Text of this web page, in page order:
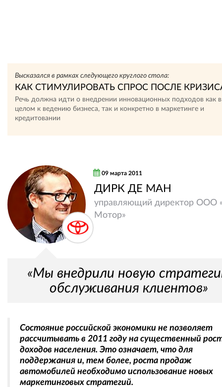
Высказался в рамках следующего круглого стола:
КАК СТИМУЛИРОВАТЬ СПРОС ПОСЛЕ
Речь должна идти о внедрении инновационных подходов как в
целом к ведению бизнеса, так и конкретно в маркетинге и
кредитовании
09 марта 2011
ДИРК ДЕ МАН
управляющий директор ООО
Мотор»
«Мы внедрили новую
обслуживания клиентов»
Cостояние российской экономики не позволяет
рассчитывать в 2011 году на существенный
доходов населения. Это означает, что для
поддержания и, тем более, роста продаж
автомобилей необходимо использование новых
маркетинговых стратегий.